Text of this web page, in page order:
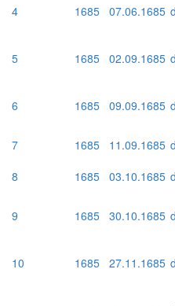
4 1685 07.06.1685
5 1685 02.09.1685
6 1685 09.09.1685
7 1685 11.09.1685
8
1685 03.10.1685
9 1685 30.10.1685
10 1685 27.11.1685